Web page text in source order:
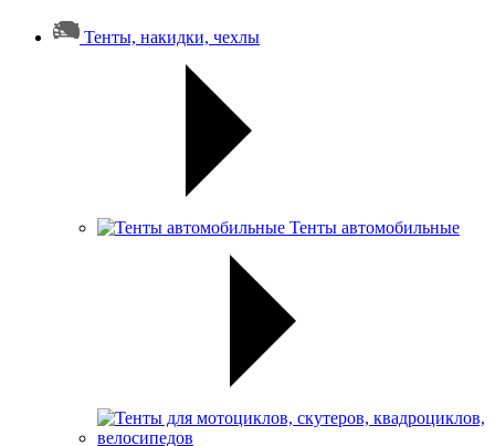
Тенты, накидки, чехлы
Тенты автомобильные